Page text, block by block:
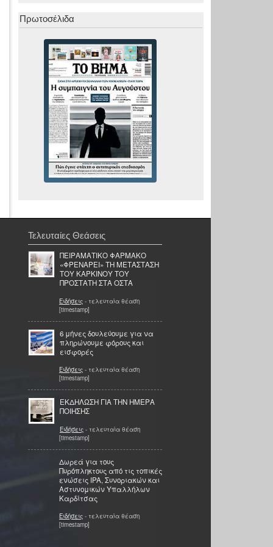
Πρωτοσέλιδα
Τελευταίες Θεάσεις
ΠΕΙΡΑΜΑΤΙΚΟ ΦΑΡΜΑΚΟ
«ΦΡΕΝΑΡΕΙ» ΤΗ ΜΕΤΑΣΤΑΣΗ
ΤΟΥ ΚΑΡΚΙΝΟΥ ΤΟΥ
ΠΡΟΣΤΑΤΗ ΣΤΑ ΟΣΤΑ
Ειδήσεις - τελευταία θέαση
[timestamp]
6 μήνες δουλεύουμε για να
πληρώνουμε φόρους και
εισφορές
Ειδήσεις - τελευταία θέαση
[timestamp]
ΕΚΔΗΛΩΣΗ ΓΙΑ ΤΗΝ ΗΜΕΡΑ
ΠΟΙΗΣΗΣ
Ειδήσεις - τελευταία θέαση
[timestamp]
Δωρεά για τους
Πυρόπληκτους από τις τοπικές
ενώσεις IPA, Συνοριακών και
Αστυνομικών Υπαλλήλων
Καρδίτσας
Ειδήσεις - τελευταία θέαση
[timestamp]